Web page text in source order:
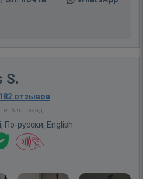
S.
отзывов
5 ч. назад
По-русски, English